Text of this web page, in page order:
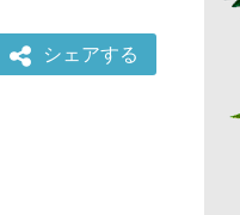
シェアする